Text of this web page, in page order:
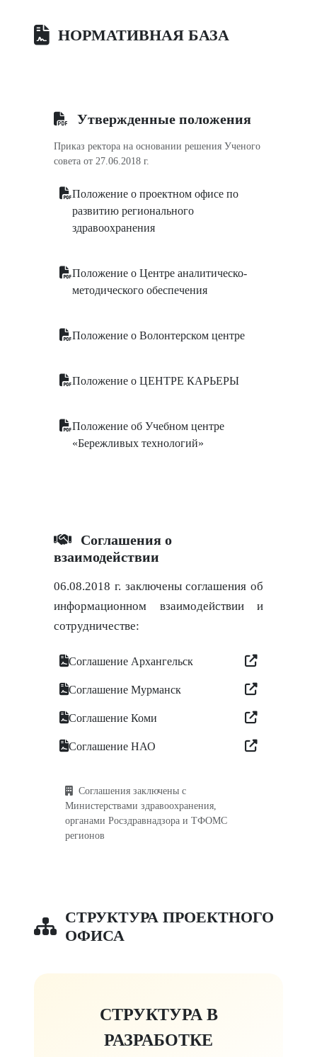
НОРМАТИВНАЯ БАЗА
Утвержденные положения
Приказ ректора на основании решения Ученого
совета от 27.06.2018 г.
Положение о проектном офисе по
развитию регионального
здравоохранения
Положение о Центре аналитическо-
методического обеспечения
Положение о Волонтерском центре
Положение о ЦЕНТРЕ КАРЬЕРЫ
Положение об Учебном центре
«Бережливых технологий»
Соглашения о
взаимодействии
06.08.2018 г. заключены соглашения об
информационном взаимодействии и
сотрудничестве:
Соглашение Архангельск
Соглашение Мурманск
Соглашение Коми
Соглашение НАО
Соглашения заключены с
Министерствами здравоохранения,
органами Росздравнадзора и ТФОМС
регионов
СТРУКТУРА ПРОЕКТНОГО
ОФИСА
СТРУКТУРА В
РАЗРАБОТКЕ